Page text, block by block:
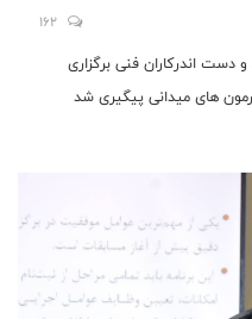
162
اندرکاران فنی برگزاری
های میدانی پیگیری شد